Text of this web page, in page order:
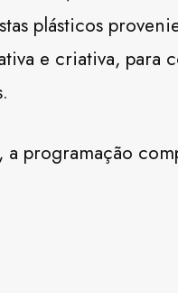
plásticos
e criativa, para
programação